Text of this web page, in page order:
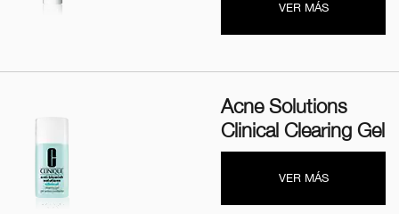
VER MÁS
Acne Solutions
Clinical Clearing Gel
VER MÁS